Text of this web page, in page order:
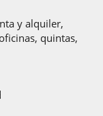
y alquiler,
quintas,